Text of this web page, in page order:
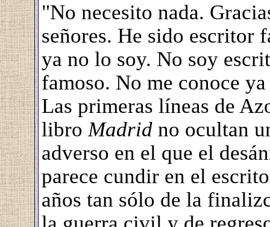
"No necesito nada.
señores. He sido escritor
ya no lo soy. No soy
famoso. No me conoce
Las primeras líneas de
libro Madrid no ocultan
adverso en el que el
parece cundir en el
años tan sólo de la